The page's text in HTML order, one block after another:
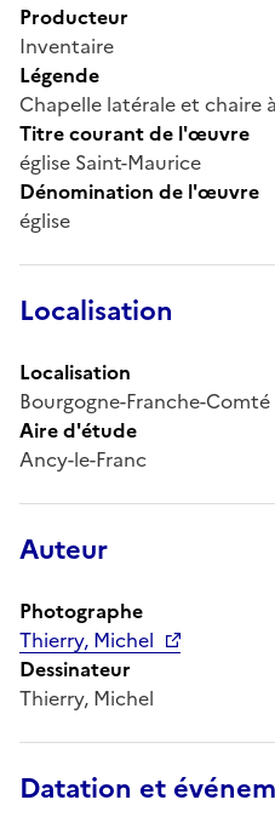
Producteur
Inventaire
Légende
Chapelle latérale et chaire
Titre courant de l'œuvre
église Saint-Maurice
Dénomination de l'œuvre
église
Localisation
Localisation
Bourgogne-Franche-
Aire d'étude
Ancy-le-Franc
Auteur
Photographe
Thierry, Michel
Dessinateur
Thierry, Michel
Datation et